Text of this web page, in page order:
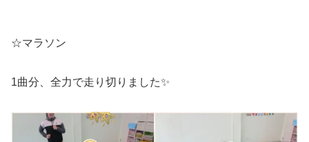
☆マラソン
1曲分、全力で走り切りました✨